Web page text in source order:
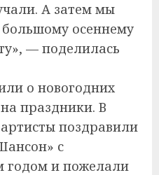
А затем мы
большому осеннему
— поделилась
о новогодних
праздники. В
поздравили
с
и пожелали